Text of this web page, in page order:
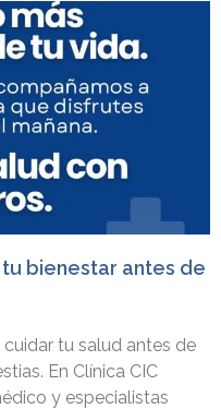
bienestar antes de
tu salud antes de
En Clínica CIC
y especialistas